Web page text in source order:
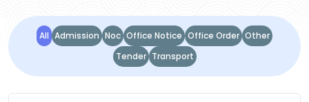
All Admission Noc Office Notice Office Order Other
Tender Transport